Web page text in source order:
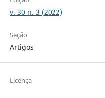
v. 30 n. 3 (2022)
Seção
Artigos
Licença